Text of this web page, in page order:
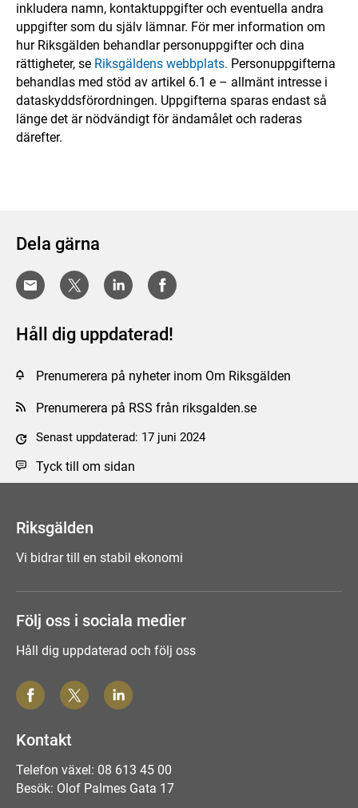
inkludera namn, kontaktuppgifter och eventuella andra
uppgifter som du själv lämnar. För mer information om
hur Riksgälden behandlar personuppgifter och dina
rättigheter, se Riksgäldens webbplats. Personuppgifterna
behandlas med stöd av artikel 6.1 e – allmänt intresse i
dataskyddsförordningen. Uppgifterna sparas endast så
länge det är nödvändigt för ändamålet och raderas
därefter.
Dela gärna
Håll dig uppdaterad!
Prenumerera på nyheter inom Om Riksgälden
Prenumerera på RSS från riksgalden.se
Senast uppdaterad: 17 juni 2024
Tyck till om sidan
Riksgälden
Vi bidrar till en stabil ekonomi
Följ oss i sociala medier
Håll dig uppdaterad och följ oss
Kontakt
Telefon växel: 08 613 45 00
Besök: Olof Palmes Gata 17